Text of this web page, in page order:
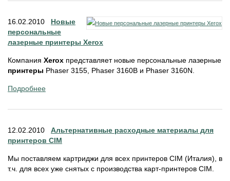
16.02.2010 Новые
персональные
лазерные принтеры Xerox
Компания Xerox представляет новые персональные лазерные
принтеры Phaser 3155, Phaser 3160B и Phaser 3160N.
Подробнее
12.02.2010 Альтернативные расходные материалы для
принтеров CIM
Мы поставляем картриджи для всех принтеров CIM (Италия), в
т.ч. для всех уже снятых с производства карт-принтеров CIM.